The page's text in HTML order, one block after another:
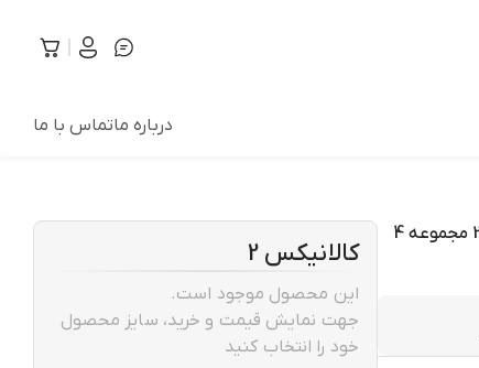
درباره ماتماس با ما
آرم خودرو قطعه سازان کبیر مدل ARM-PUG-212 مناسب برای پژو 206 مجموعه 4
کالانیکس 2
این محصول موجود است.
جهت نمایش قیمت و خرید، سایز محصول
خود را انتخاب کنید